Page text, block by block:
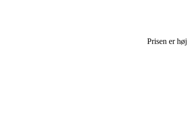
Prisen er